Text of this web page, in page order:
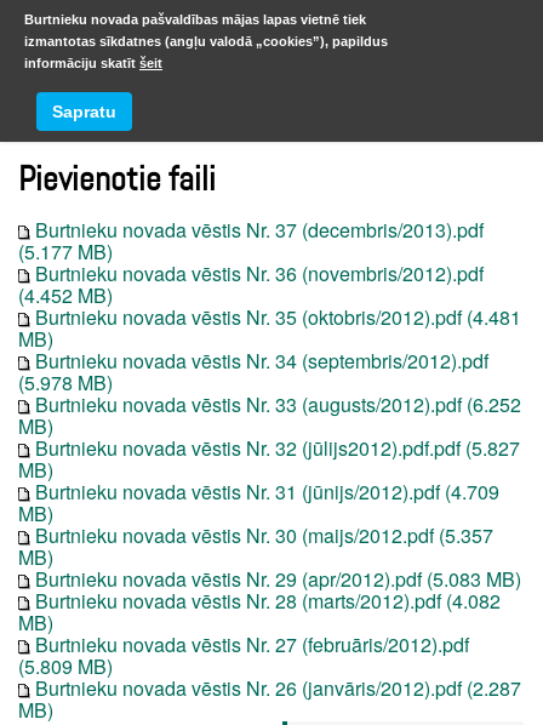
2012
Pievienotie faili
Burtnieku novada vēstis Nr. 37 (decembris/2013).pdf
(5.177 MB)
Burtnieku novada vēstis Nr. 36 (novembris/2012).pdf
(4.452 MB)
Burtnieku novada vēstis Nr. 35 (oktobris/2012).pdf (4.481
MB)
Burtnieku novada vēstis Nr. 34 (septembris/2012).pdf
(5.978 MB)
Burtnieku novada vēstis Nr. 33 (augusts/2012).pdf (6.252
MB)
Burtnieku novada vēstis Nr. 32 (jūlijs2012).pdf.pdf (5.827
MB)
Burtnieku novada vēstis Nr. 31 (jūnijs/2012).pdf (4.709
MB)
Burtnieku novada vēstis Nr. 30 (maijs/2012.pdf (5.357
MB)
Burtnieku novada vēstis Nr. 29 (apr/2012).pdf (5.083 MB)
Burtnieku novada vēstis Nr. 28 (marts/2012).pdf (4.082
MB)
Burtnieku novada vēstis Nr. 27 (februāris/2012).pdf
(5.809 MB)
Burtnieku novada vēstis Nr. 26 (janvāris/2012).pdf (2.287
MB)
Burtnieku novada pašvaldības mājas lapas vietnē tiek
izmantotas sīkdatnes (angļu valodā „cookies”), papildus
informāciju skatīt šeit
Sapratu